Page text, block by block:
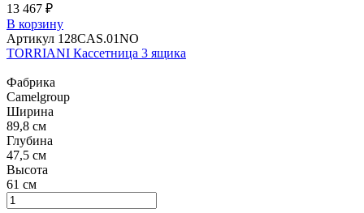
13 467 ₽
В корзину
Артикул 128CAS.01NO
TORRIANI Кассетница 3 ящика
Фабрика
Camelgroup
Ширина
89,8 см
Глубина
47,5 см
Высота
61 см